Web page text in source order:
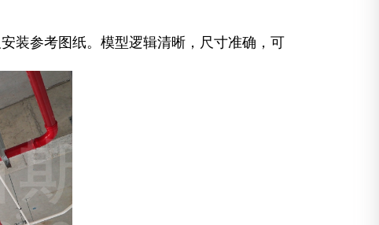
装参考图纸。模型逻辑清晰，尺寸准确，可